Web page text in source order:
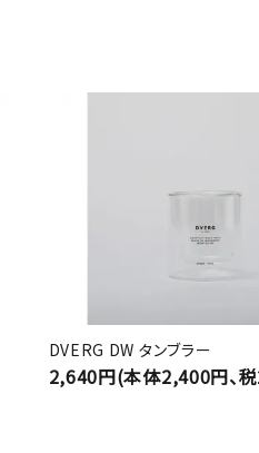
DVERG DW タンブラー
2,640円(本体2,400円、